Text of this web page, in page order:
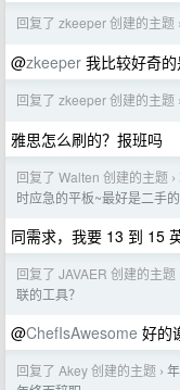
回复了 zkeeper 创建的主题 ›
@zkeeper 我比较好奇
回复了 zkeeper 创建的主题 ›
雅思怎么刷的？报班吗
回复了 Walten 创建的主题 ›
时应急的平板~最好是二手
同需求，我要 13 到 15
回复了 JAVAER 创建的主题
联的工具？
@ChefIsAwesome 好的
回复了 Akey 创建的主题 ›